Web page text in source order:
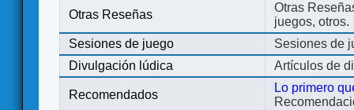
Otras Reseñas
Otras
juegos, otros.
Sesiones de juego
Sesiones de
Divulgación lúdica
Artículos de
Recomendados
Lo primero